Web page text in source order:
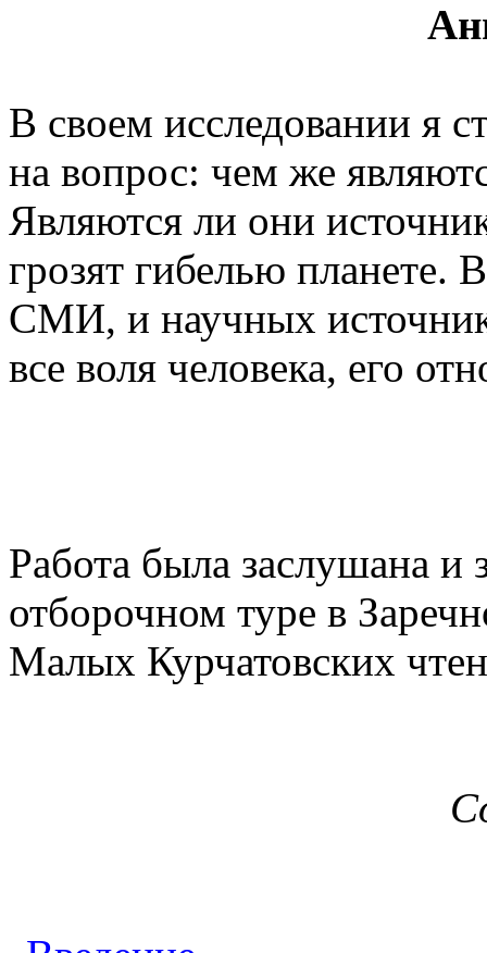
В своем исследовании я
на вопрос: чем же
Являются ли они
грозят гибелью планете.
СМИ, и научных
все воля человека, его
Работа была заслушана
отборочном туре в
Малых Курчатовских